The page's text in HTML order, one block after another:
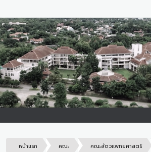
หน้าแรก คณะ คณะสัตวแพทยศาสตร์